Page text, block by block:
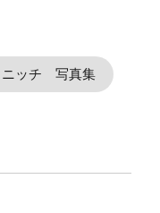
ニッチ 写真集